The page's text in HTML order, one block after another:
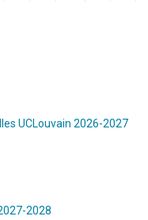
UCLouvain 2026-2027
2028